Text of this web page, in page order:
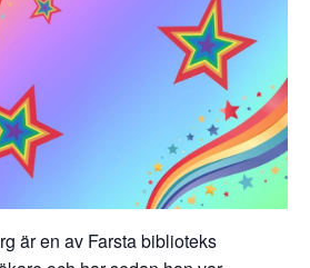
är en av Farsta biblioteks